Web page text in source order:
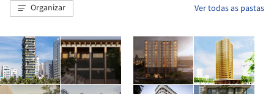
Organizar Ver todas as pastas